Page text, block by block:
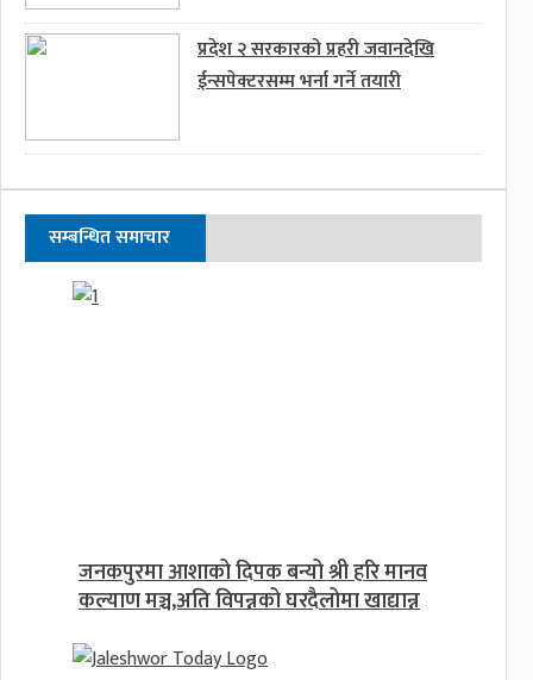
प्रदेश २ सरकारको प्रहरी जवानदेखि
ईन्सपेक्टरसम्म भर्ना गर्ने तयारी
सम्बन्धित समाचार
जनकपुरमा आशाको दिपक बन्यो श्री हरि मानव
कल्याण मञ्च,अति विपन्नको घरदैलोमा खाद्यान्न